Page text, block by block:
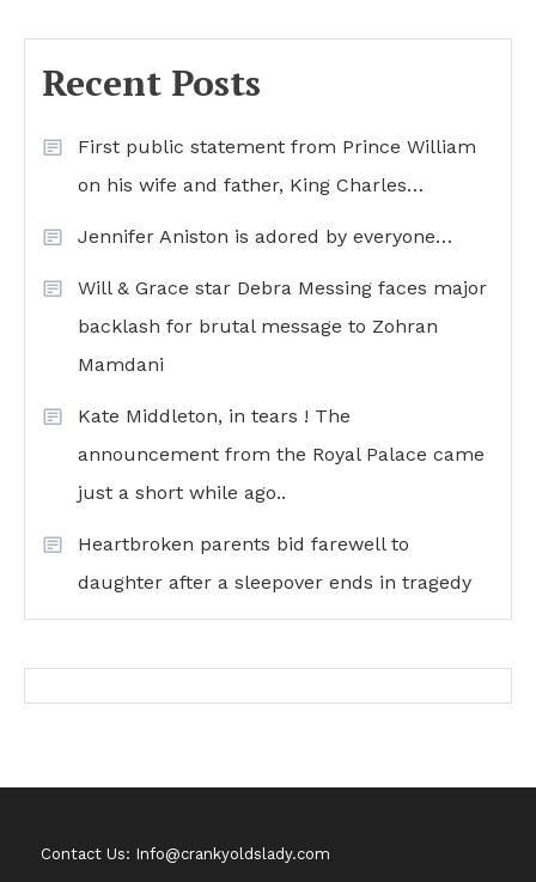
Recent Posts
First public statement from Prince William
on his wife and father, King Charles…
Jennifer Aniston is adored by everyone…
Will & Grace star Debra Messing faces major
backlash for brutal message to Zohran
Mamdani
Kate Middleton, in tears ! The
announcement from the Royal Palace came
just a short while ago..
Heartbroken parents bid farewell to
daughter after a sleepover ends in tragedy
Contact Us: Info@crankyoldslady.com